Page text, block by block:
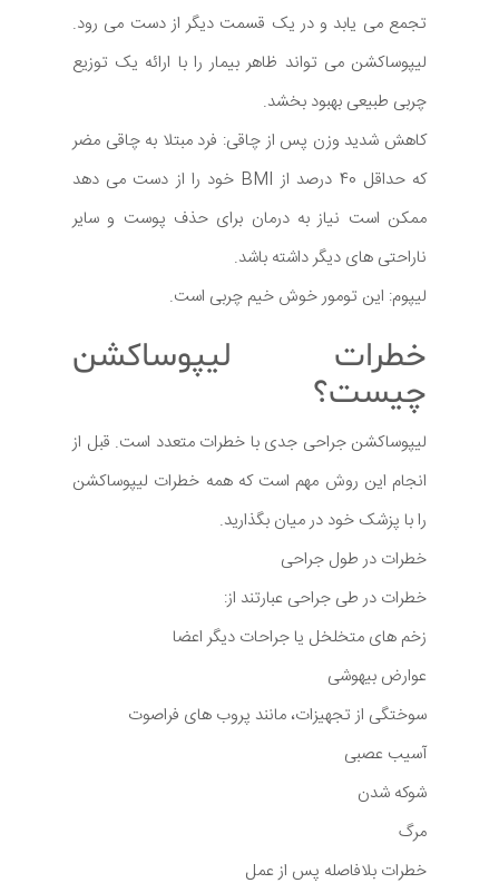
تجمع می یابد و در یک قسمت دیگر از دست می رود.
لیپوساکشن می تواند ظاهر بیمار را با ارائه یک توزیع
چربی طبیعی بهبود بخشد.
کاهش شدید وزن پس از چاقی: فرد مبتلا به چاقی مضر
که حداقل 40 درصد از BMI خود را از دست می دهد
ممکن است نیاز به درمان برای حذف پوست و سایر
ناراحتی های دیگر داشته باشد.
لیپوم: این تومور خوش خیم چربی است.
خطرات لیپوساکشن
چیست؟
لیپوساکشن جراحی جدی با خطرات متعدد است. قبل از
انجام این روش مهم است که همه خطرات لیپوساکشن
را با پزشک خود در میان بگذارید.
خطرات در طول جراحی
خطرات در طی جراحی عبارتند از:
زخم های متخلخل یا جراحات دیگر اعضا
عوارض بیهوشی
سوختگی از تجهیزات، مانند پروب های فراصوت
آسیب عصبی
شوکه شدن
مرگ
خطرات بلافاصله پس از عمل